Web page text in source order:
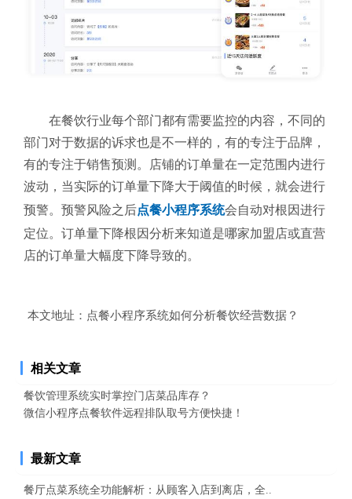
在餐饮行业每个部门都有需要监控的内容，不同的
部门对于数据的诉求也是不一样的，有的专注于品牌，
有的专注于销售预测。店铺的订单量在一定范围内进行
波动，当实际的订单量下降大于阈值的时候，就会进行
预警。预警风险之后点餐小程序系统会自动对根因进行
定位。订单量下降根因分析来知道是哪家加盟店或直营
店的订单量大幅度下降导致的。
本文地址： 点餐小程序系统如何分析餐饮经营数据？
相关文章
餐饮管理系统实时掌控门店菜品库存？
微信小程序点餐软件远程排队取号方便快捷！
最新文章
餐厅点菜系统全功能解析：从顾客入店到离店，全..